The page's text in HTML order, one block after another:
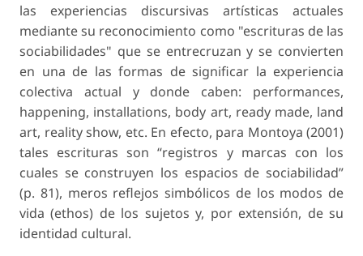
las experiencias discursivas artísticas actuales
mediante su reconocimiento como "escrituras de las
sociabilidades" que se entrecruzan y se convierten
en una de las formas de significar la experiencia
colectiva actual y donde caben: performances,
happening, installations, body art, ready made, land
art, reality show, etc. En efecto, para Montoya (2001)
tales escrituras son “registros y marcas con los
cuales se construyen los espacios de sociabilidad”
(p. 81), meros reflejos simbólicos de los modos de
vida (ethos) de los sujetos y, por extensión, de su
identidad cultural.